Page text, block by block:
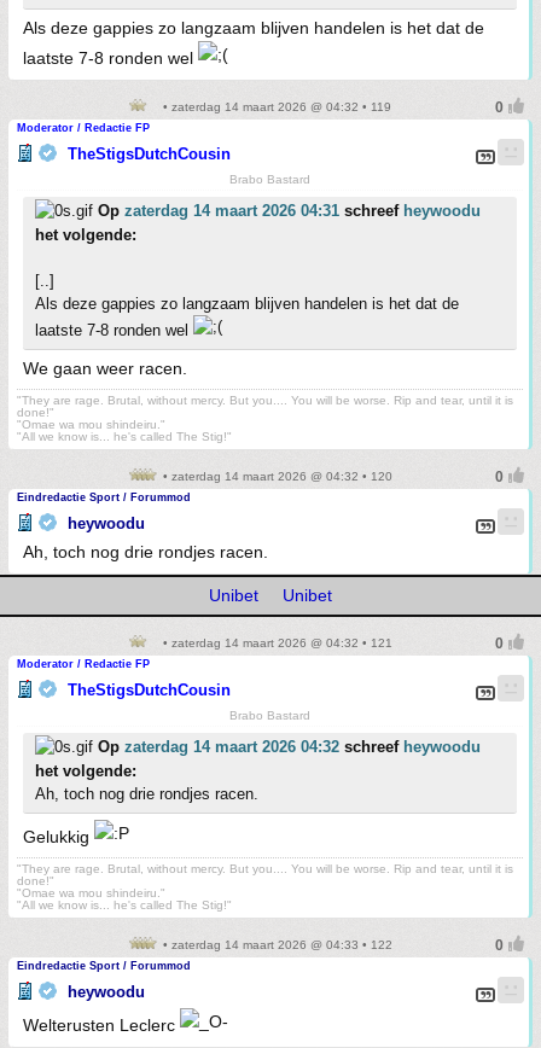
Als deze gappies zo langzaam blijven handelen is het dat de
laatste 7-8 ronden wel
• zaterdag 14 maart 2026 @ 04:32 • 119
Moderator / Redactie FP
TheStigsDutchCousin
Brabo Bastard
Op zaterdag 14 maart 2026 04:31 schreef heywoodu
het volgende:
[..]
Als deze gappies zo langzaam blijven handelen is het dat de
laatste 7-8 ronden wel
We gaan weer racen.
"They are rage. Brutal, without mercy. But you.... You will be worse. Rip and tear, until it is
done!"
"Omae wa mou shindeiru."
"All we know is... he's called The Stig!"
• zaterdag 14 maart 2026 @ 04:32 • 120
Eindredactie Sport / Forummod
heywoodu
Ah, toch nog drie rondjes racen.
Unibet Unibet
• zaterdag 14 maart 2026 @ 04:32 • 121
Moderator / Redactie FP
TheStigsDutchCousin
Brabo Bastard
Op zaterdag 14 maart 2026 04:32 schreef heywoodu
het volgende:
Ah, toch nog drie rondjes racen.
Gelukkig
"They are rage. Brutal, without mercy. But you.... You will be worse. Rip and tear, until it is
done!"
"Omae wa mou shindeiru."
"All we know is... he's called The Stig!"
• zaterdag 14 maart 2026 @ 04:33 • 122
Eindredactie Sport / Forummod
heywoodu
Welterusten Leclerc